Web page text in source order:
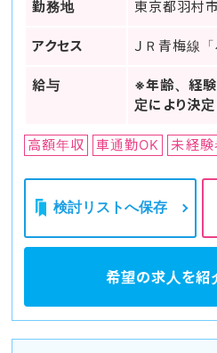
勤務地 東京都羽村
アクセス ＪＲ青梅線「
給与
※年齢、経験
定により決定
高額年収 車通勤OK 未経
検討リストへ保存
希望の求人を紹